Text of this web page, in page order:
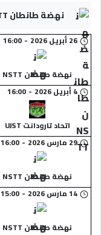
نهضة طانطان NSTT
26 أبريل 2026 -
16:00
نهضة طانطان NSTT
4 أبريل 2026 -
16:00
اتحاد تارودانت UJST
29 مارس 2026 -
16:00
نهضة طانطان NSTT
14 مارس 2026 -
15:00
نهضة طانطان NSTT